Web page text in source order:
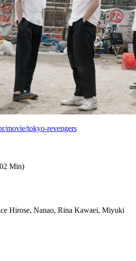
movie/tokyo-revengers
Min)
Hirose, Nanao, Rina Kawaei, Miyuki